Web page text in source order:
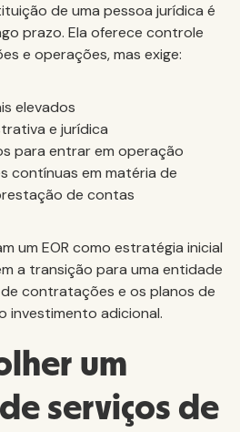
de uma pessoa jurídica é
prazo. Ela oferece controle
e operações, mas exige:
elevados
e jurídica
para entrar em operação
contínuas em matéria de
de contas
um EOR como estratégia inicial
a transição para uma entidade
contratações e os planos de
investimento adicional.
um
serviços de